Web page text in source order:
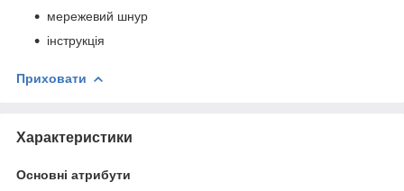
мережевий шнур
інструкція
Приховати
Характеристики
Основні атрибути